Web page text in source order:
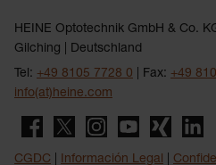
HEINE Optotechnik GmbH & Co.
Gilching | Deutschland
Tel: +49 8105 7728 0 | Fax: +49
info(at)heine.com
CGDC Información Legal